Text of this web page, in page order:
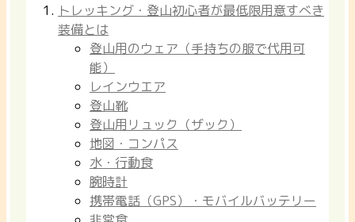
トレッキング・登山初心者が最低限用意すべき
装備とは
登山用のウェア（手持ちの服で代用可
能）
レインウエア
登山靴
登山用リュック（ザック）
地図・コンパス
水・行動食
腕時計
携帯電話（GPS）・モバイルバッテリー